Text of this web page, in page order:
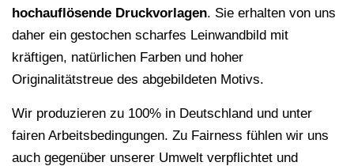
hochauflösende Druckvorlagen. Sie erhalten von uns
daher ein gestochen scharfes Leinwandbild mit
kräftigen, natürlichen Farben und hoher
Originalitätstreue des abgebildeten Motivs.
Wir produzieren zu 100% in Deutschland und unter
fairen Arbeitsbedingungen. Zu Fairness fühlen wir uns
auch gegenüber unserer Umwelt verpflichtet und